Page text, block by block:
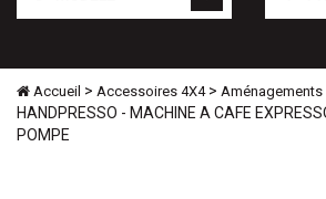
Accueil > Accessoires 4X4> Aménagements
HANDPRESSO - MACHINE A CAFE
POMPE